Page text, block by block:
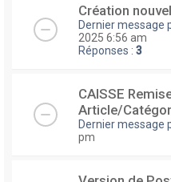
Création
Dernier message
2025 6:56 am
Réponses : 3
CAISSE
Article/
Dernier message
pm